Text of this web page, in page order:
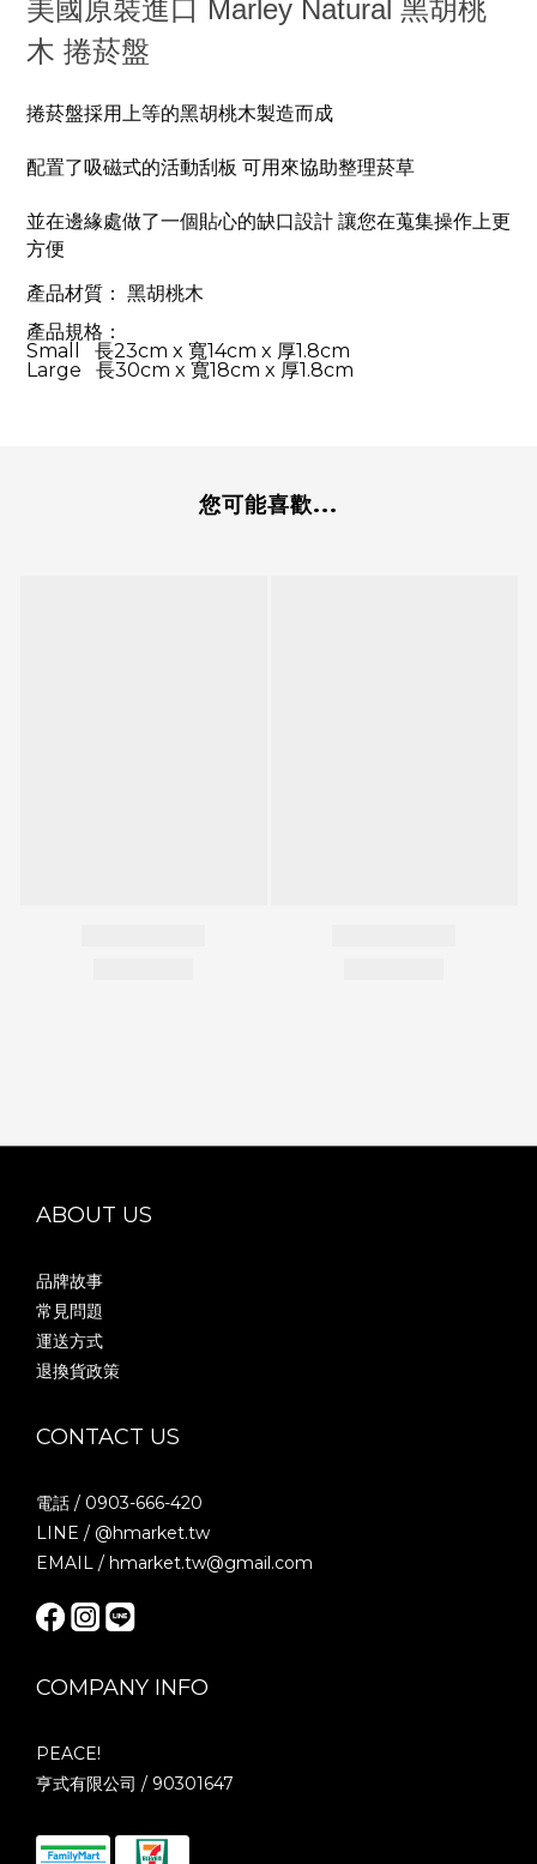
美國原裝進口 Marley Natural 黑胡桃
木 捲菸盤
捲菸盤採用上等的黑胡桃木製造而成
配置了吸磁式的活動刮板 可用來協助整理菸草
並在邊緣處做了一個貼心的缺口設計 讓您在蒐集操作上更
方便
產品材質： 黑胡桃木
產品規格：
Small 長23cm x 寬14cm x 厚1.8cm
Large 長30cm x 寬18cm x 厚1.8cm
您可能喜歡...
ABOUT US
品牌故事
常見問題
運送方式
退換貨政策
CONTACT US
電話 / 0903-666-420
LINE / @hmarket.tw
EMAIL / hmarket.tw@gmail.com
COMPANY INFO
PEACE!
亨式有限公司 / 90301647